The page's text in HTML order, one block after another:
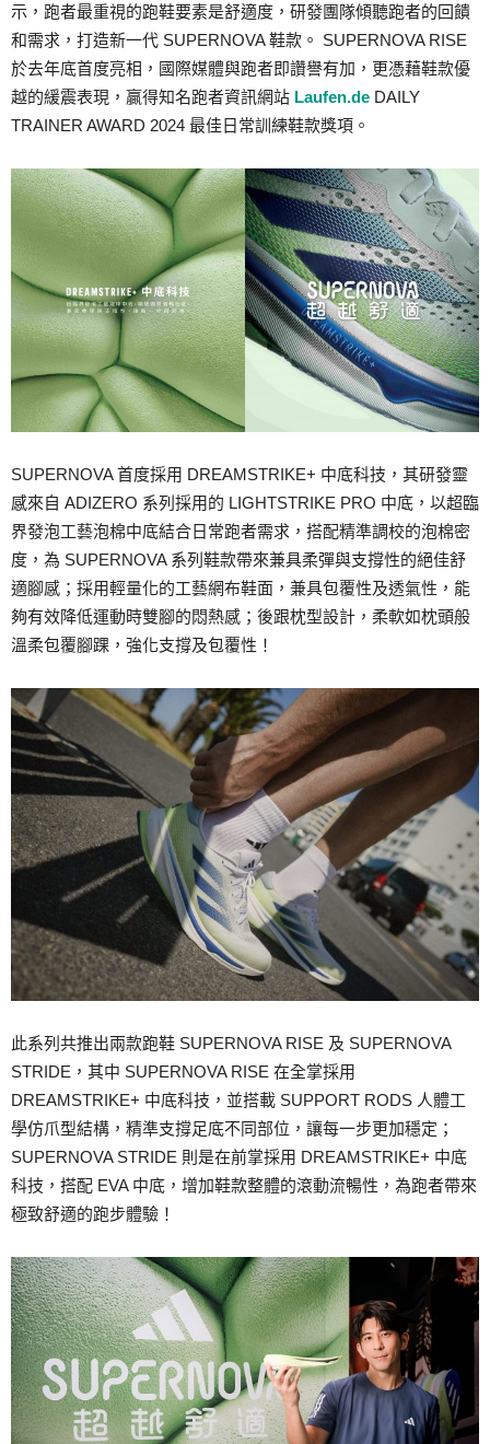
示，跑者最重視的跑鞋要素是舒適度，研發團隊傾聽跑者的回饋
和需求，打造新一代 SUPERNOVA 鞋款。 SUPERNOVA RISE
於去年底首度亮相，國際媒體與跑者即讚譽有加，更憑藉鞋款優
越的緩震表現，贏得知名跑者資訊網站 Laufen.de DAILY
TRAINER AWARD 2024 最佳日常訓練鞋款獎項。
SUPERNOVA 首度採用 DREAMSTRIKE+ 中底科技，其研發靈
感來自 ADIZERO 系列採用的 LIGHTSTRIKE PRO 中底，以超臨
界發泡工藝泡棉中底結合日常跑者需求，搭配精準調校的泡棉密
度，為 SUPERNOVA 系列鞋款帶來兼具柔彈與支撐性的絕佳舒
適腳感；採用輕量化的工藝網布鞋面，兼具包覆性及透氣性，能
夠有效降低運動時雙腳的悶熱感；後跟枕型設計，柔軟如枕頭般
溫柔包覆腳踝，強化支撐及包覆性！
此系列共推出兩款跑鞋 SUPERNOVA RISE 及 SUPERNOVA
STRIDE，其中 SUPERNOVA RISE 在全掌採用
DREAMSTRIKE+ 中底科技，並搭載 SUPPORT RODS 人體工
學仿爪型結構，精準⽀撐⾜底不同部位，讓每一步更加穩定；
SUPERNOVA STRIDE 則是在前掌採用 DREAMSTRIKE+ 中底
科技，搭配 EVA 中底，增加鞋款整體的滾動流暢性，為跑者帶來
極致舒適的跑步體驗！